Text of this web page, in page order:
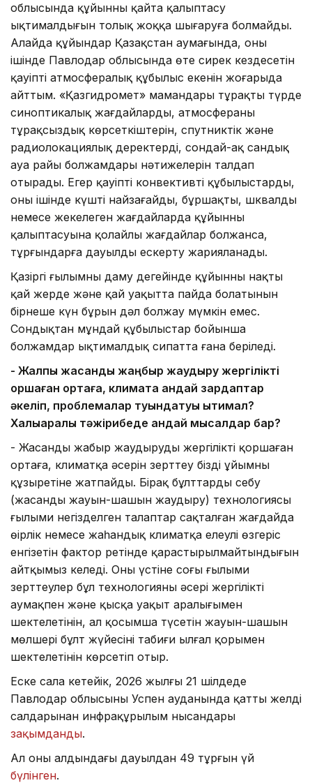
облысында құйынның қайта қалыптасу
ықтималдығын толық жоққа шығаруға болмайды.
Алайда құйындар Қазақстан аумағында, оның
ішінде Павлодар облысында өте сирек кездесетін
қауіпті атмосфералық құбылыс екенін жоғарыда
айттым. «Қазгидромет» мамандары тұрақты түрде
синоптикалық жағдайларды, атмосфераның
тұрақсыздық көрсеткіштерін, спутниктік және
радиолокациялық деректерді, сондай-ақ сандық
ауа райы болжамдары нәтижелерін талдап
отырады. Егер қауіпті конвективті құбылыстардың,
оның ішінде күшті найзағайдың, бұршақтың, шквалдың
немесе жекелеген жағдайларда құйынның
қалыптасуына қолайлы жағдайлар болжанса,
тұрғындарға дауылды ескерту жарияланады.
Қазіргі ғылымның даму деңгейінде құйынның нақты
қай жерде және қай уақытта пайда болатынын
бірнеше күн бұрын дәл болжау мүмкін емес.
Сондықтан мұндай құбылыстар бойынша
болжамдар ықтималдық сипатта ғана беріледі.
- Жалпы жасанды жаңбыр жаудыру жергілікті
қоршаған ортаға, климатқа қандай зардаптар
әкеліп, проблемалар туындатуы ықтимал?
Халықаралық тәжірибеде қандай мысалдар бар?
- Жасанды жаңбыр жаудырудың жергілікті қоршаған
ортаға, климатқа әсерін зерттеу біздің ұйымның
құзыретіне жатпайды. Бірақ бұлттарды себу
(жасанды жауын-шашын жаудыру) технологиясы
ғылыми негізделген талаптар сақталған жағдайда
өңірлік немесе жаһандық климатқа елеулі өзгеріс
енгізетін фактор ретінде қарастырылмайтындығын
айтқымыз келеді. Оның үстіне соңғы ғылыми
зерттеулер бұл технологияның әсері жергілікті
аумақпен және қысқа уақыт аралығымен
шектелетінін, ал қосымша түсетін жауын-шашын
мөлшері бұлт жүйесінің табиғи ылғал қорымен
шектелетінін көрсетіп отыр.
Еске сала кетейік, 2026 жылғы 21 шілдеде
Павлодар облысының Успен ауданында қатты желдің
салдарынан инфрақұрылым нысандары
зақымданды.
Ал оның алдындағы дауылдан 49 тұрғын үй
бүлінген.